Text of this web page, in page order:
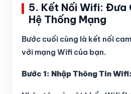
5. Kết Nối Wifi: Đưa
Hệ Thống Mạng
Bước cuối cùng là kết nối
với mạng Wifi của bạn.
Bước 1: Nhập Thông Tin Wifi: